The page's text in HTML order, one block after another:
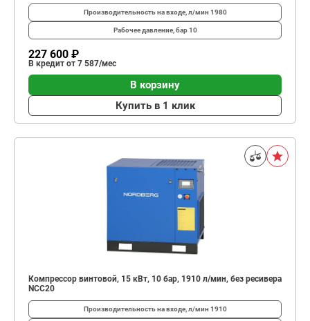
Производительность на входе, л/мин 1980
Рабочее давление, бар10
227 600 ₽
В кредит от 7 587/мес
В корзину
Купить в 1 клик
Компрессор винтовой, 15 кВт, 10 бар, 1910 л/мин, без ресивера
NCC20
Производительность на входе, л/мин 1910